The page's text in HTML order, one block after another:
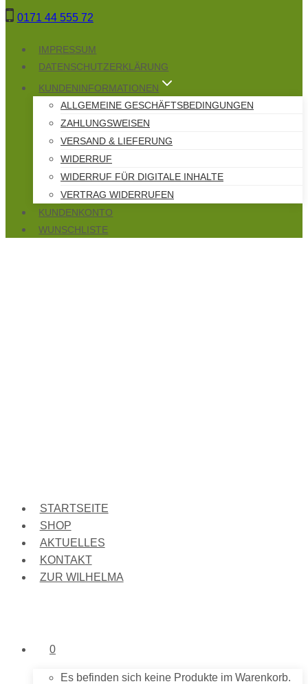
Zum
Inhalt
0171 44 555 72
IMPRESSUM
DATENSCHUTZERKLÄRUNG
KUNDENINFORMATIONEN
ALLGEMEINE GESCHÄFTSBEDINGUNGEN
ZAHLUNGSWEISEN
VERSAND & LIEFERUNG
WIDERRUF
WIDERRUF FÜR DIGITALE INHALTE
VERTRAG WIDERRUFEN
KUNDENKONTO
WUNSCHLISTE
STARTSEITE
SHOP
AKTUELLES
KONTAKT
ZUR WILHELMA
0
Es befinden sich keine Produkte im Warenkorb.